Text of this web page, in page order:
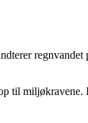
regnvandet
til miljøkravene.